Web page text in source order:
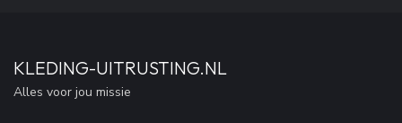
KLEDING-UITRUSTING.NL
Alles voor jou missie